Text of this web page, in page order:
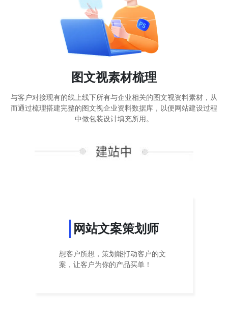
图文视素材梳理
与客户对接现有的线上线下所有与企业相关的图文视资料素材，从
而通过梳理搭建完整的图文视企业资料数据库，以便网站建设过程
中做包装设计填充所用。
网站文案策划师
想客户所想，策划能打动客户的文
案，让客户为你的产品买单！